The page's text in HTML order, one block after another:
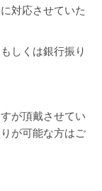
対応させていた
しくは銀行振り
が頂戴させてい
が可能な方はご